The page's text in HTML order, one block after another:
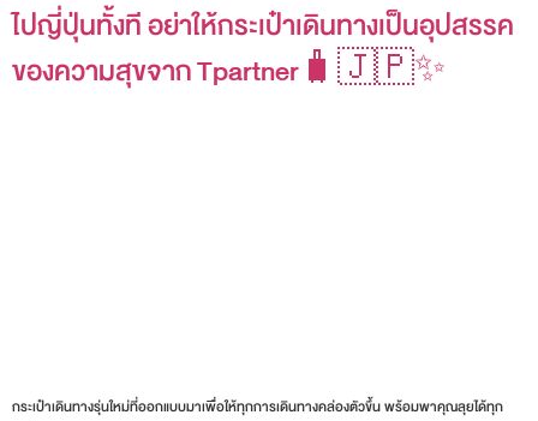
ไปญี่ปุ่นทั้งที อย่าให้กระเป๋าเดินทางเป็นอุปสรรค
ของความสุขจาก Tpartner🧳🇯🇵✨
กระเป๋าเดินทางรุ่นใหม่ที่ออกแบบมาเพื่อให้ทุกการเดินทางคล่องตัวขึ้น พร้อมพาคุณลุยได้ทุก